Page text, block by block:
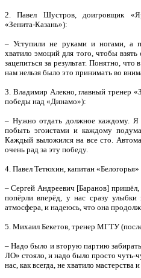
2. Павел Шустров, доигровщик
«Зенита-Казань»):
– Уступили не руками и ногами, а
хватило эмоций для того, чтобы
зацепиться за результат. Понятно,
нам нельзя было это принимать во
3. Владимир Алекно, главный тренер
победы над «Динамо»):
– Нужно отдать должное каждому.
побыть эгоистами и каждому
Каждый выложился на все сто.
очень рад за эту победу.
4. Павел Тетюхин, капитан
– Сергей Андреевич [Баранов] пришёл,
попёрли вперёд, у нас сразу улыбки
атмосфера, и надеюсь, что она
5. Михаил Бекетов, тренер МГТУ
– Надо было и вторую партию
ЛО» стояло, и надо было просто чуть-
нас, как всегда, не хватило мастерства